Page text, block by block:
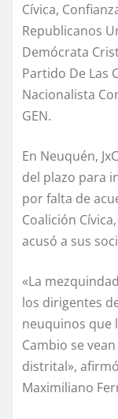
Cívica,
Republicanos
Demócrata
Partido De Las
Nacionalista
GEN.
En Neuquén,
del plazo para
por falta de
Coalición
acusó a sus
«La
los dirigentes
neuquinos que
Cambio se
distrital»,
Maximiliano